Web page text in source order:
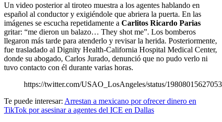
Un video posterior al tiroteo muestra a los agentes hablando en
español al conductor y exigiéndole que abriera la puerta. En las
imágenes se escucha repetidamente a Carlitos Ricardo Parias
gritar: “me dieron un balazo… They shot me”. Los bomberos
llegaron más tarde para atenderlo y revisar la herida. Posteriormente,
fue trasladado al Dignity Health-California Hospital Medical Center,
donde su abogado, Carlos Jurado, denunció que no pudo verlo ni
tuvo contacto con él durante varias horas.
https://twitter.com/USAO_LosAngeles/status/
Te puede interesar: Arrestan a mexicano por ofrecer dinero en
TikTok por asesinar a agentes del ICE en Dallas